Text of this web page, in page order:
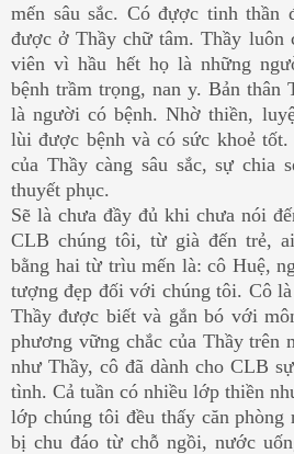
mến sâu sắc. Có đựợc tinh thần
được ở Thầy chữ tâm. Thầy luôn
viên vì hầu hết họ là những
bệnh trầm trọng, nan y. Bản thân
là người có bệnh. Nhờ thiền,
lùi được bệnh và có sức khoẻ
của Thầy càng sâu sắc, sự chia
thuyết phục.
Sẽ là chưa đầy đủ khi chưa nói
CLB chúng tôi, từ già đến trẻ,
bằng hai từ trìu mến là: cô Huệ,
tượng đẹp đối với chúng tôi. Cô
Thầy được biết và gắn bó với
phương vững chắc của Thầy trên
như Thầy, cô đã dành cho CLB
tình. Cả tuần có nhiều lớp thiền
lớp chúng tôi đều thấy căn phòng
bị chu đáo từ chỗ ngồi, nước